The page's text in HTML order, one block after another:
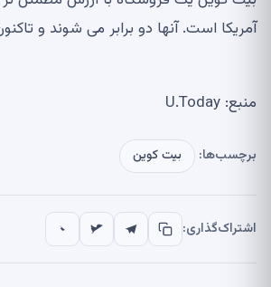
آمریکا است. آنها دو برابر می شوند و
منبع: U.Today
برچسب‌ها: بیت کوین
اشتراک‌گذاری: